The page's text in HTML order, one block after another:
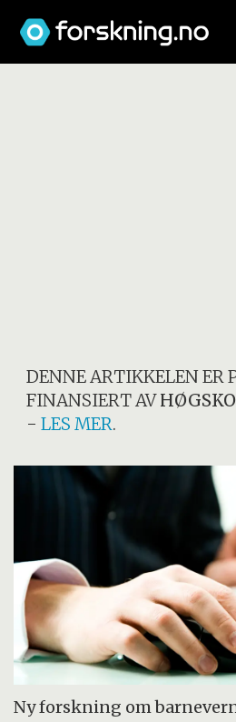
DENNE ARTIKKELEN ER
FINANSIERT AV
-LES MER.
Ny forskning om